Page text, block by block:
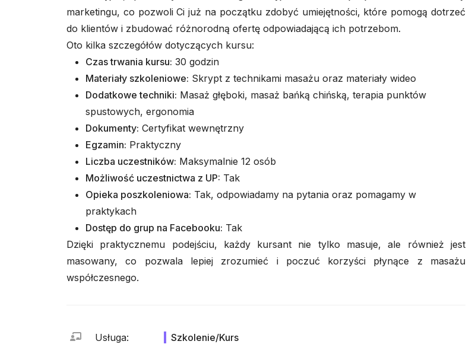
marketingu, co pozwoli Ci już na początku zdobyć umiejętności, które pomogą dotrzeć
do klientów i zbudować różnorodną ofertę odpowiadającą ich potrzebom.
Oto kilka szczegółów dotyczących kursu:
Czas trwania kursu: 30 godzin
Materiały szkoleniowe: Skrypt z technikami masażu oraz materiały wideo
Dodatkowe techniki: Masaż głęboki, masaż bańką chińską, terapia punktów
spustowych, ergonomia
Dokumenty: Certyfikat wewnętrzny
Egzamin: Praktyczny
Liczba uczestników: Maksymalnie 12 osób
Możliwość uczestnictwa z UP: Tak
Opieka poszkoleniowa: Tak, odpowiadamy na pytania oraz pomagamy w
praktykach
Dostęp do grup na Facebooku: Tak
Dzięki praktycznemu podejściu, każdy kursant nie tylko masuje, ale również jest
masowany, co pozwala lepiej zrozumieć i poczuć korzyści płynące z masażu
współczesnego.
Usługa: Szkolenie/Kurs